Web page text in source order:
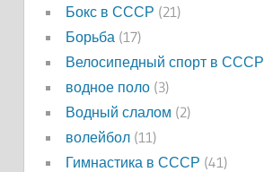
Бокс в СССР (21)
Борьба (17)
Велосипедный спорт в СССР
водное поло(3)
Водный слалом (2)
волейбол(11)
Гимнастика в СССР (41)